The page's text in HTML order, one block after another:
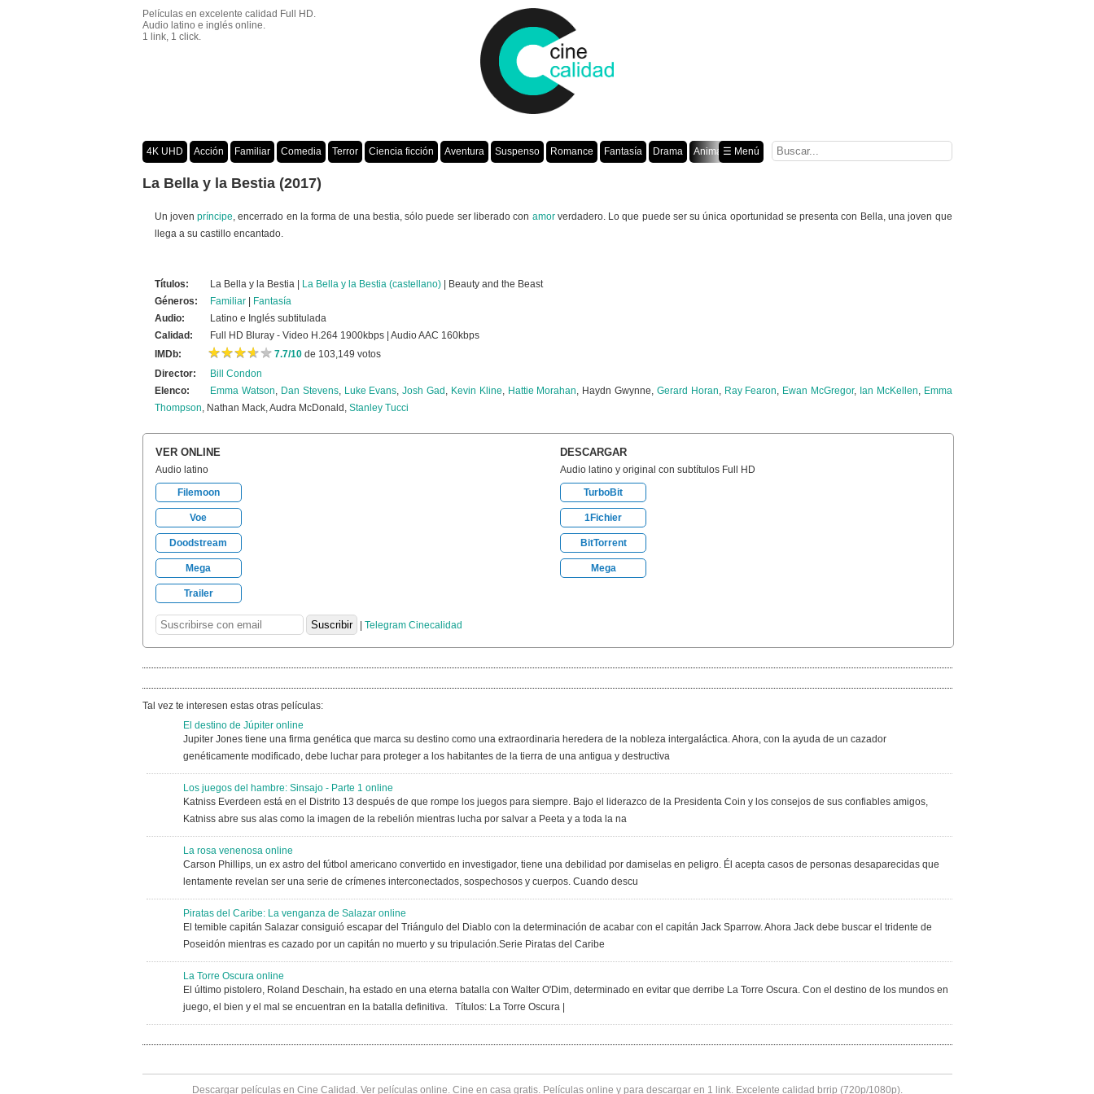
Películas en excelente calidad Full HD.
Audio latino e inglés online.
1 link, 1 click.
4K UHD Acción Familiar Comedia Terror Ciencia ficción Aventura Suspenso Romance Fantasía Drama
Animación☰ Menú
La Bella y la Bestia (2017)
Un jovenpríncipe, encerrado en la forma de una bestia, sólo puede ser liberado con amorverdadero. Lo que puede ser su única oportunidad se presenta con Bella, una joven que
llega a su castillo encantado.
Títulos: La Bella y la Bestia | La Bella y la Bestia (castellano)| Beauty and the Beast
Géneros:
Familiar|
Fantasía
Audio:
Latino e Inglés subtitulada
Calidad:
Full HD Bluray - Video H.264 1900kbps | Audio AAC 160kbps
IMDb:
★★★★★
★★★★★ 7.7/10de 103,149 votos
Director:
Bill Condon
Elenco:
Emma Watson, Dan Stevens, Luke Evans,Josh Gad , Kevin Kline, Hattie Morahan, Haydn Gwynne, Gerard Horan, Ray Fearon, Ewan McGregor, Ian McKellen, Emma
Thompson, Nathan Mack, Audra McDonald, Stanley Tucci
VER ONLINE
Audio latino
Filemoon
Voe
Doodstream
Mega
Trailer
DESCARGAR
Audio latino y original con subtítulos Full HD
TurboBit
1Fichier
BitTorrent
Mega
Telegram Cinecalidad
Tal vez te interesen estas otras películas:
El destino de Júpiter online
Jupiter Jones tiene una firma genética que marca su destino como una extraordinaria heredera de la nobleza intergaláctica. Ahora, con la ayuda de un cazador
genéticamente modificado, debe luchar para proteger a los habitantes de la tierra de una antigua y destructiva
Los juegos del hambre: Sinsajo - Parte 1 online
Katniss Everdeen está en el Distrito 13 después de que rompe los juegos para siempre. Bajo el liderazco de la Presidenta Coin y los consejos de sus confiables amigos,
Katniss abre sus alas como la imagen de la rebelión mientras lucha por salvar a Peeta y a toda la na
La rosa venenosa online
Carson Phillips, un ex astro del fútbol americano convertido en investigador, tiene una debilidad por damiselas en peligro. Él acepta casos de personas desaparecidas que
lentamente revelan ser una serie de crímenes interconectados, sospechosos y cuerpos. Cuando descu
Piratas del Caribe: La venganza de Salazar online
El temible capitán Salazar consiguió escapar del Triángulo del Diablo con la determinación de acabar con el capitán Jack Sparrow. Ahora Jack debe buscar el tridente de
Poseidón mientras es cazado por un capitán no muerto y su tripulación.Serie Piratas del Caribe
La Torre Oscura online
El último pistolero, Roland Deschain, ha estado en una eterna batalla con Walter O'Dim, determinado en evitar que derribe La Torre Oscura. Con el destino de los mundos en
juego, el bien y el mal se encuentran en la batalla definitiva. Títulos: La Torre Oscura |
Descargar películas en Cine Calidad. Ver películas online. Cine en casa gratis. Películas online y para descargar en 1 link. Excelente calidad brrip (720p/1080p).